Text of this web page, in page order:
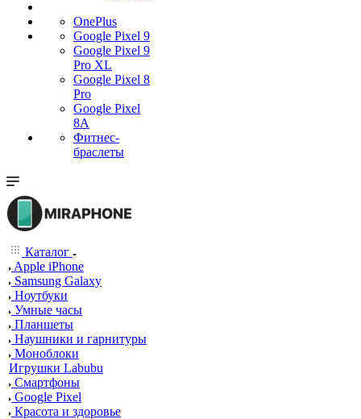
OnePlus
Google Pixel 9
Google Pixel 9
Pro XL
Google Pixel 8
Pro
Google Pixel
8A
Фитнес-
браслеты
Каталог
Apple iPhone
Samsung Galaxy
Ноутбуки
Умные часы
Планшеты
Наушники и гарнитуры
Моноблоки
Игрушки Labubu
Смартфоны
Google Pixel
Красота и здоровье